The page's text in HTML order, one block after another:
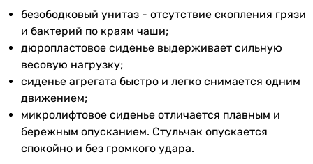
без бачка для воды
без бачка для воды
без бачка для воды
без бачка для воды
Материал унитаза
керамика
керамика
керамика
керамика
Сообщите нам об этом!
Сообщить об ошибке
Характеристики, комплектация и фотографии Imprese Vltava
Rimless c06809603, сиденье твердое Slim slow-closing носят
производителем без уведомления. Магазин не несет
ответственности за изменения, внесенные производителем.
безободковый унитаз - отсутствие скопления грязи
и бактерий по краям чаши;
дюропластовое сиденье выдерживает сильную
весовую нагрузку;
сиденье агрегата быстро и легко снимается одним
движением;
микролифтовое сиденье отличается плавным и
бережным опусканием. Стульчак опускается
спокойно и без громкого удара.